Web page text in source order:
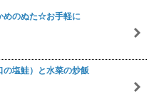
めのぬた☆お手軽に
の塩鮭）と水菜の炒飯